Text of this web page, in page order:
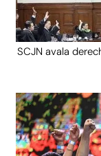
SCJN avala